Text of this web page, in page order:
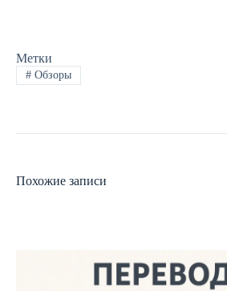
Метки
#Обзоры
Похожие записи